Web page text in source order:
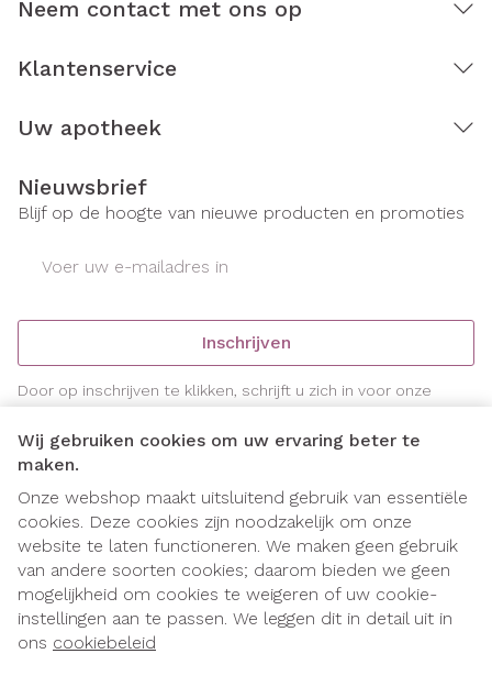
Wij gebruiken cookies om uw ervaring beter te
maken.
Onze webshop maakt uitsluitend gebruik van essentiële
cookies. Deze cookies zijn noodzakelijk om onze
website te laten functioneren. We maken geen gebruik
van andere soorten cookies; daarom bieden we geen
mogelijkheid om cookies te weigeren of uw cookie-
instellingen aan te passen. We leggen dit in detail uit in
ons cookiebeleid
Neem contact met ons op
Klantenservice
Uw apotheek
Nieuwsbrief
Blijf op de hoogte van nieuwe producten en promoties
Inschrijven
Door op inschrijven te klikken, schrijft u zich in voor onze
nieuwsbrief en gaat u akkoord met onzeprivacy policy.
Juridische links